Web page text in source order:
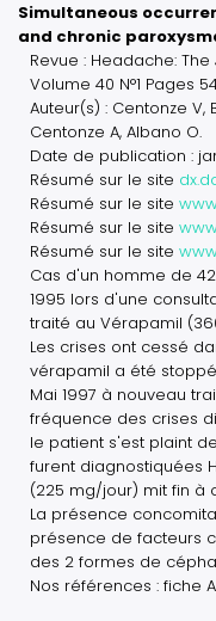
Simultaneous
and chronic
Revue : Headache:
Volume 40 N°1 Pages
Auteur(s) : Centonze V,
Centonze A, Albano O.
Date de publication :
Résumé sur le site
Résumé sur le site
Résumé sur le site
Résumé sur le site
Cas d'un homme de
1995 lors d'une
traité au Vérapamil
Les crises ont cessé
vérapamil a été
Mai 1997 à nouveau
fréquence des crises
le patient s'est plaint
furent diagnostiquées
(225 mg/jour) mit fin à
La présence
présence de facteurs
des 2 formes de
Nos références : fiche